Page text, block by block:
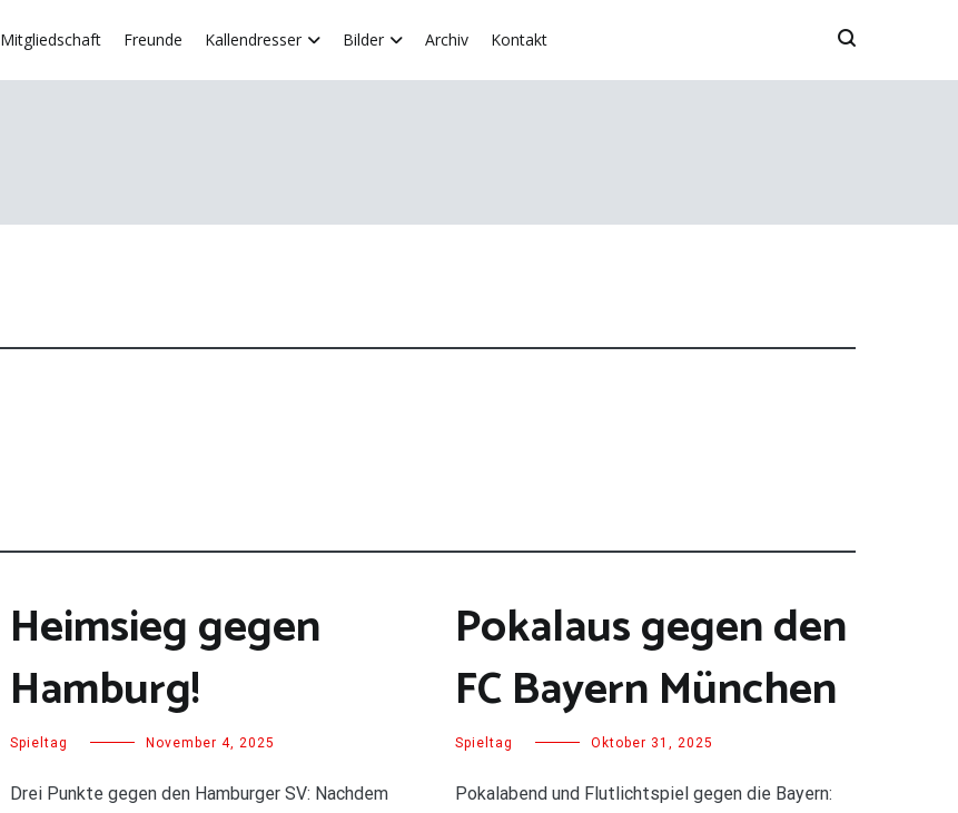
Mitgliedschaft Freunde Kallendresser Bilder Archiv Kontakt
Heimsieg gegen
Hamburg!
Spieltag November 4, 2025
Drei Punkte gegen den Hamburger SV: Nachdem
Pokalaus gegen den
FC Bayern München
Spieltag Oktober 31, 2025
Pokalabend und Flutlichtspiel gegen die Bayern: